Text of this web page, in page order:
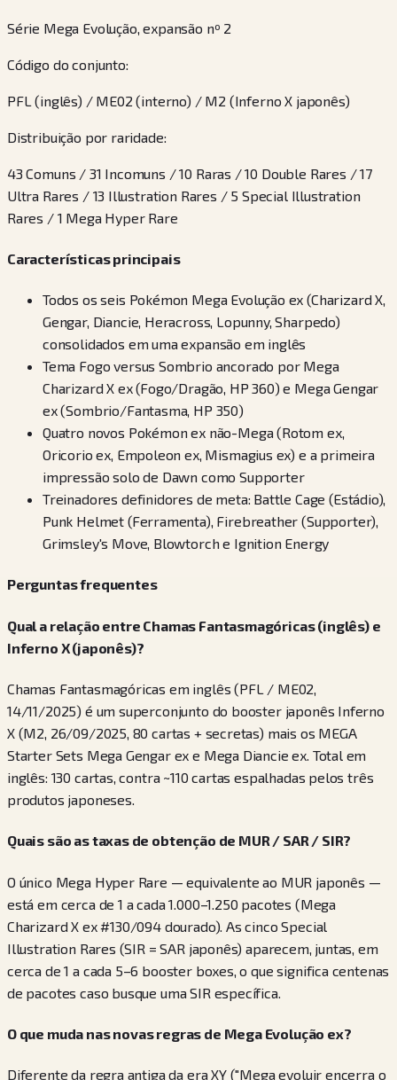
Série Mega Evolução, expansão nº 2
Código do conjunto:
PFL (inglês) / ME02 (interno) / M2 (Inferno X japonês)
Distribuição por raridade:
43 Comuns / 31 Incomuns / 10 Raras / 10 Double Rares / 17
Ultra Rares / 13 Illustration Rares / 5 Special Illustration
Rares / 1 Mega Hyper Rare
Características principais
Todos os seis Pokémon Mega Evolução ex (Charizard X,
Gengar, Diancie, Heracross, Lopunny, Sharpedo)
consolidados em uma expansão em inglês
Tema Fogo versus Sombrio ancorado por Mega
Charizard X ex (Fogo/Dragão, HP 360) e Mega Gengar
ex (Sombrio/Fantasma, HP 350)
Quatro novos Pokémon ex não-Mega (Rotom ex,
Oricorio ex, Empoleon ex, Mismagius ex) e a primeira
impressão solo de Dawn como Supporter
Treinadores definidores de meta: Battle Cage (Estádio),
Punk Helmet (Ferramenta), Firebreather (Supporter),
Grimsley's Move, Blowtorch e Ignition Energy
Perguntas frequentes
Qual a relação entre Chamas Fantasmagóricas (inglês) e
Inferno X (japonês)?
Chamas Fantasmagóricas em inglês (PFL / ME02,
14/11/2025) é um superconjunto do booster japonês Inferno
X (M2, 26/09/2025, 80 cartas + secretas) mais os MEGA
Starter Sets Mega Gengar ex e Mega Diancie ex. Total em
inglês: 130 cartas, contra ~110 cartas espalhadas pelos três
produtos japoneses.
Quais são as taxas de obtenção de MUR / SAR / SIR?
O único Mega Hyper Rare — equivalente ao MUR japonês —
está em cerca de 1 a cada 1.000–1.250 pacotes (Mega
Charizard X ex #130/094 dourado). As cinco Special
Illustration Rares (SIR = SAR japonês) aparecem, juntas, em
cerca de 1 a cada 5–6 booster boxes, o que significa centenas
de pacotes caso busque uma SIR específica.
O que muda nas novas regras de Mega Evolução ex?
Diferente da regra antiga da era XY ("Mega evoluir encerra o